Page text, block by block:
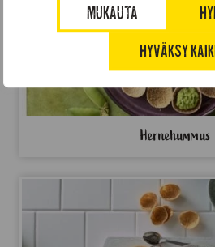
MUKAUTA
HYVÄKSY
Hernehummus